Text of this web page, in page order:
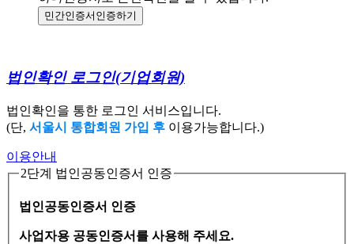
민간인증서 인증하기
법인확인 로그인(기업회원)
법인확인을 통한 로그인 서비스입니다.
(단, 서울시 통합회원 가입 후 이용가능합니다.)
이용안내
2단계 법인공동인증서 인증
법인공동인증서 인증
사업자용 공동인증서를 사용해 주세요.